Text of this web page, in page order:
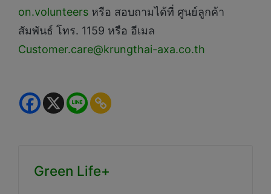
on.volunteers หรือ สอบถามได้ที่ ศูนย์ลูกค้า
สัมพันธ์ โทร. 1159 หรือ อีเมล
Customer.care@krungthai-axa.co.th
Green Life+